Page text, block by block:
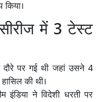
में 3 टेस्ट
दौरे पर गई थी जहां उसने 4
की थी।
इंडिया ने विदेशी धरती पर